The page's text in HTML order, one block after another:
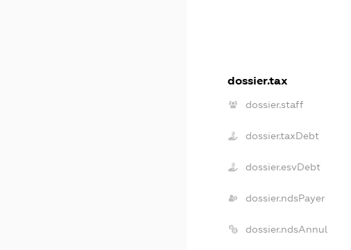
dossier.tax
dossier.staff
dossier.taxDebt
dossier.esvDebt
dossier.ndsPayer
dossier.ndsAnnul